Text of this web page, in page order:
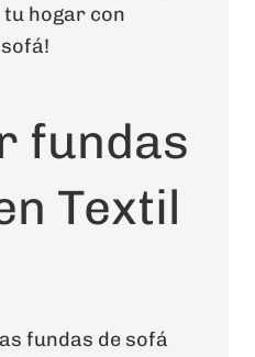
hogar con
fundas
Textil
fundas de sofá